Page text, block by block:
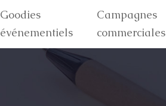
Goodies
événementiels
Campagnes
commerciales